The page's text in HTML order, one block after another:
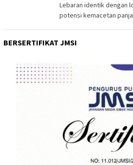
Lebaran identik dengan
potensi kemacetan
BERSERTIFIKAT JMSI